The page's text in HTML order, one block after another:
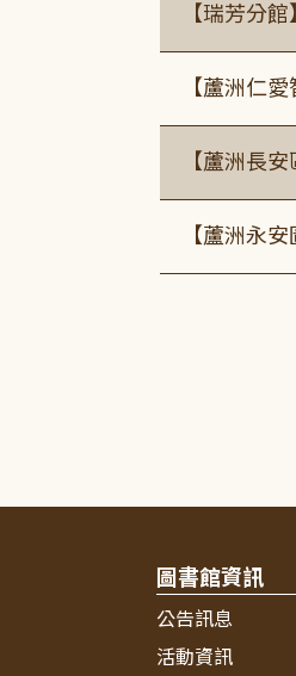
【瑞芳分
【蘆洲仁
【蘆洲長
【蘆洲永
圖書館資訊
公告訊息
活動資訊